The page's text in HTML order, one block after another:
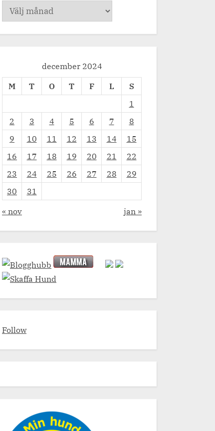
Arkiv
december 2024
M
T O T F L
S
1
2
3 4 5 6 7
8
9
10 11 12 13 14
15
16
17 18 19 20 21
22
23
24 25 26 27 28
29
30
31
« nov
jan »
Follow